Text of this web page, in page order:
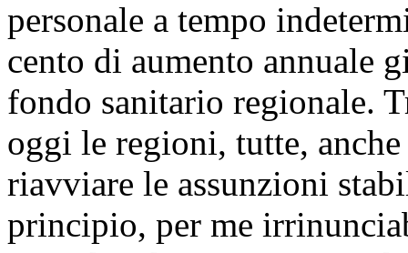
personale a tempo
cento di aumento annuale
fondo sanitario regionale.
oggi le regioni, tutte,
riavviare le assunzioni
principio, per me